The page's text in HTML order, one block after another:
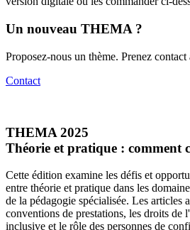
Un nouveau THEMA ?
Proposez-nous un thème. Prenez contact
Contact
THEMA 2025
Théorie et pratique : comment
Cette édition examine les défis et
entre théorie et pratique dans les
de la pédagogie spécialisée. Les articles
conventions de prestations, les droits de
inclusive et le rôle des personnes de